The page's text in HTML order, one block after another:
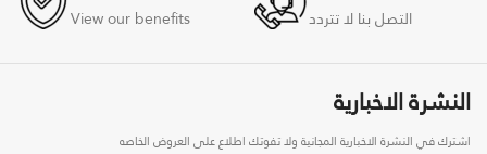
التصل بنا لا تتردد
View our benefits
النشرة الاخبارية
اشترك في النشرة الاخبارية المجانية ولا تفوتك اطلاع على العروض الخاصه